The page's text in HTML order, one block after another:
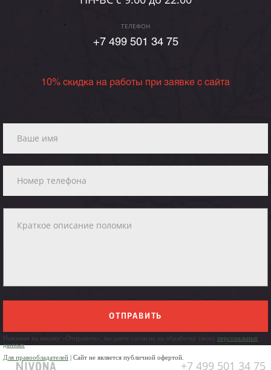
ТЕЛЕФОН
+7 499 501 34 75
10% скидка на работы при заявке с сайта
ОТПРАВИТЬ
Нажимая на кнопку «Отправить», вы даете согласие на обработку своих персональных
данных
Для правообладателей | Сайт не является публичной офертой.
+7 499 501 34 75